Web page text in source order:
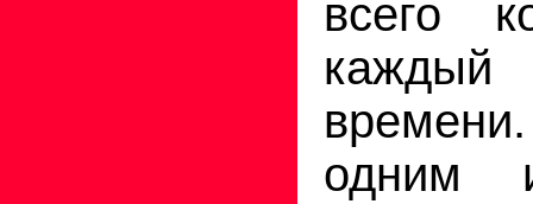
всего
каждый
одним